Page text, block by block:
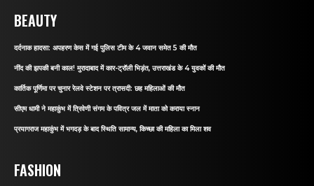
BEAUTY
दर्दनाक हादसा: अपहरण केस में गई पुलिस टीम के 4 जवान समेत 5 की मौत
नींद की झपकी बनी काल! मुरादाबाद में कार-ट्रॉली भिड़ंत, उत्तराखंड के 4 युवकों की मौत
कार्तिक पूर्णिमा पर चुनार रेलवे स्टेशन पर त्रासदी: छह महिलाओं की मौत
सीएम धामी ने महाकुंभ में त्रिवेणी संगम के पवित्र जल में माता को कराया स्नान
प्रयागराज महाकुंभ में भगदड़ के बाद स्थिति सामान्य, किच्छा की महिला का मिला शव
FASHION